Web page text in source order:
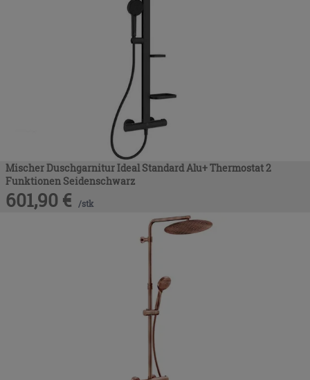
Mischer Duschgarnitur Ideal Standard Alu+ Thermostat 2
Funktionen Seidenschwarz
601,90 € /stk